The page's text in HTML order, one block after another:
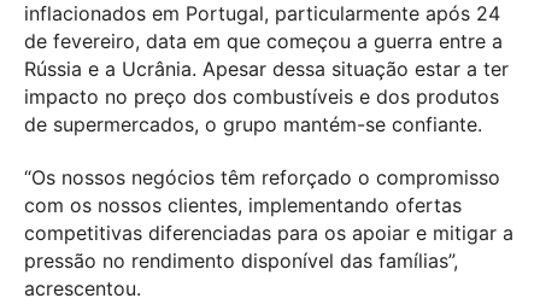
inflacionados em Portugal, particularmente após 24
de fevereiro, data em que começou a guerra entre a
Rússia e a Ucrânia. Apesar dessa situação estar a ter
impacto no preço dos combustíveis e dos produtos
de supermercados, o grupo mantém-se confiante.
“Os nossos negócios têm reforçado o compromisso
com os nossos clientes, implementando ofertas
competitivas diferenciadas para os apoiar e mitigar a
pressão no rendimento disponível das famílias”,
acrescentou.